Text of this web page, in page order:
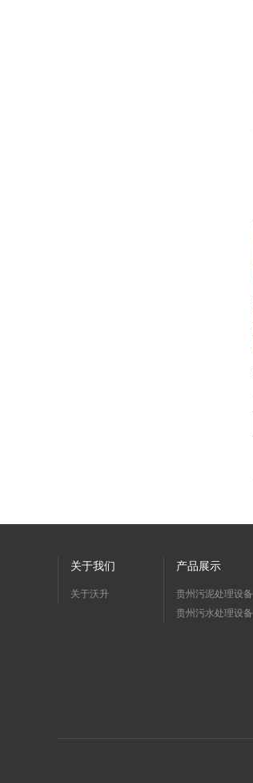
关于我们
关于沃升
产品展示
贵州污泥处理设备
贵州污水处理设备